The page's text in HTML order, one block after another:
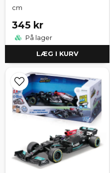
cm
345 kr
På lager
LÆG I KURV